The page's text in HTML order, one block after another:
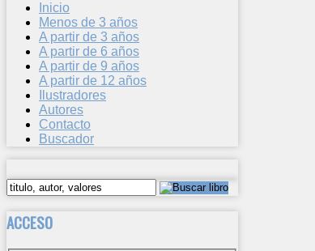
Inicio
Menos de 3 años
A partir de 3 años
A partir de 6 años
A partir de 9 años
A partir de 12 años
Ilustradores
Autores
Contacto
Buscador
ACCESO